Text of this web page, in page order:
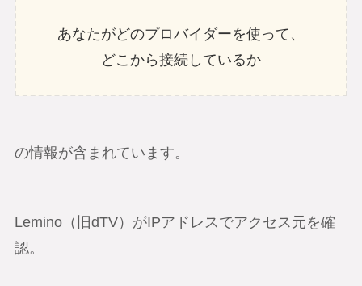
あなたがどのプロバイダーを使って、
どこから接続しているか
の情報が含まれています。
Lemino（旧dTV）がIPアドレスでアクセス元を確
認。